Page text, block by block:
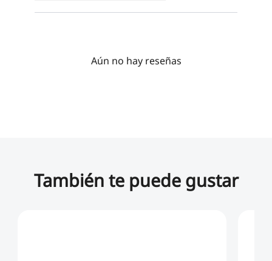
Aún no hay reseñas
También te puede gustar